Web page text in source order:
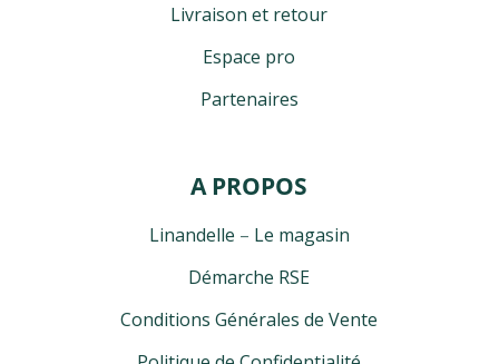
Livraison et retour
Espace pro
Partenaires
A PROPOS
Linandelle – Le magasin
Démarche RSE
Conditions Générales de Vente